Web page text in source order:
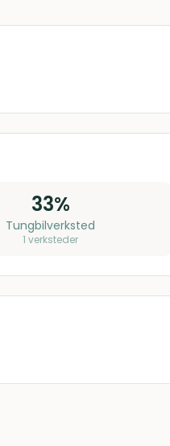
33%
Tungbilverksted
1 verksteder